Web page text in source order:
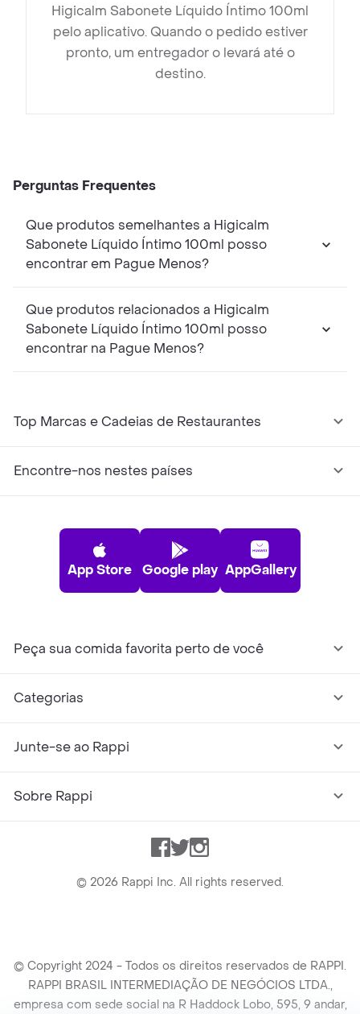
Higicalm Sabonete Líquido Íntimo 100ml
pelo aplicativo. Quando o pedido estiver
pronto, um entregador o levará até o
destino.
Perguntas Frequentes
Que produtos semelhantes a Higicalm
Sabonete Líquido Íntimo 100ml posso
encontrar em Pague Menos?
Que produtos relacionados a Higicalm
Sabonete Líquido Íntimo 100ml posso
encontrar na Pague Menos?
Top Marcas e Cadeias de Restaurantes
Encontre-nos nestes países
App Store Google play AppGallery
Peça sua comida favorita perto de você
Categorias
Junte-se ao Rappi
Sobre Rappi
Facebook
TwitterInstagram
© 2026 Rappi Inc. All rights reserved.
© Copyright 2024 - Todos os direitos reservados de RAPPI.
RAPPI BRASIL INTERMEDIAÇÃO DE NEGÓCIOS LTDA.,
empresa com sede social na R Haddock Lobo, 595, 9 andar,